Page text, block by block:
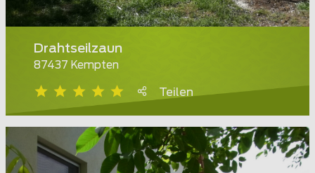
Drahtseilzaun
87437 Kempten
Teilen